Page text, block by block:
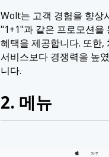
Wolt는 고객 경험을 향상
"1+1"과 같은 프로모션을
혜택을 제공합니다. 또한
서비스보다 경쟁력을 높
니다.
2. 메뉴